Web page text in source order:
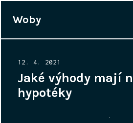
Woby
Posted
on
12. 4. 2021
Jaké výhody mají
hypotéky